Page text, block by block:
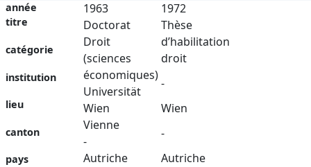
année
titre
catégorie
institution
lieu
canton
pays
1963
Doctorat
Droit
(sciences
économiques)
Universität
Wien
Vienne
-
Autriche
1972
Thèse
d’habilitation
droit
-
Wien
-
Autriche